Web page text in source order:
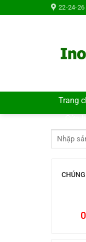
đến
22-24-26
Trang